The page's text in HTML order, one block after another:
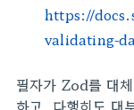
https://
validating-
필자가 Zod를 대
하고, 다행히도